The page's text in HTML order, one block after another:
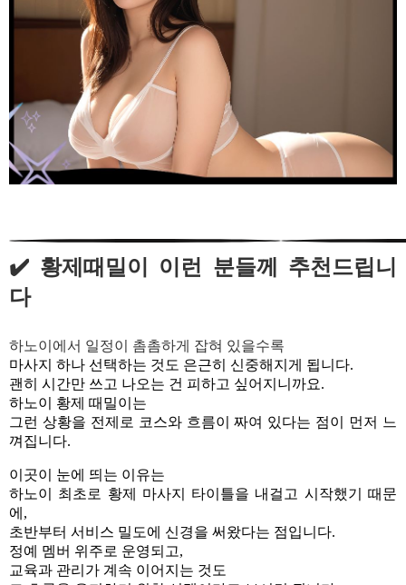
✔️ 황제때밀이 이런 분들께 추천드립니
다
하노이에서 일정이 촘촘하게 잡혀 있을수록
마사지 하나 선택하는 것도 은근히 신중해지게 됩니다.
괜히 시간만 쓰고 나오는 건 피하고 싶어지니까요.
하노이 황제 때밀이는
그런 상황을 전제로 코스와 흐름이 짜여 있다는 점이 먼저 느
껴집니다.
이곳이 눈에 띄는 이유는
하노이 최초로 황제 마사지 타이틀을 내걸고 시작했기 때문
에,
초반부터 서비스 밀도에 신경을 써왔다는 점입니다.
정예 멤버 위주로 운영되고,
교육과 관리가 계속 이어지는 것도